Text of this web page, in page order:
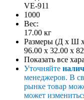
VE-911
1000
Вес:
17.00 кг
Размеры (Д x Ш
96.00 x 32.00 x
Показать все
Уточняйте
менеджеров. В
рынке товар
может